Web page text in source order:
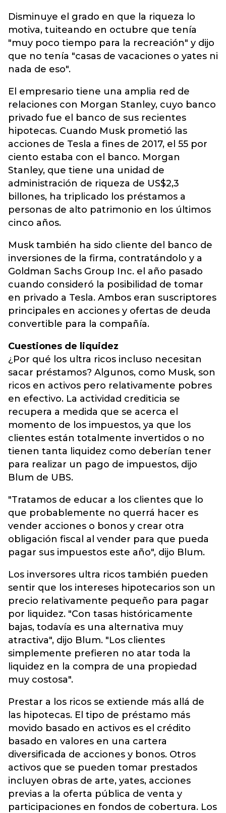
Disminuye el grado en que la riqueza lo
motiva, tuiteando en octubre que tenía
"muy poco tiempo para la recreación" y dijo
que no tenía "casas de vacaciones o yates ni
nada de eso".
El empresario tiene una amplia red de
relaciones con Morgan Stanley, cuyo banco
privado fue el banco de sus recientes
hipotecas. Cuando Musk prometió las
acciones de Tesla a fines de 2017, el 55 por
ciento estaba con el banco. Morgan
Stanley, que tiene una unidad de
administración de riqueza de US$2,3
billones, ha triplicado los préstamos a
personas de alto patrimonio en los últimos
cinco años.
Musk también ha sido cliente del banco de
inversiones de la firma, contratándolo y a
Goldman Sachs Group Inc. el año pasado
cuando consideró la posibilidad de tomar
en privado a Tesla. Ambos eran suscriptores
principales en acciones y ofertas de deuda
convertible para la compañía.
Cuestiones de liquidez
¿Por qué los ultra ricos incluso necesitan
sacar préstamos? Algunos, como Musk, son
ricos en activos pero relativamente pobres
en efectivo. La actividad crediticia se
recupera a medida que se acerca el
momento de los impuestos, ya que los
clientes están totalmente invertidos o no
tienen tanta liquidez como deberían tener
para realizar un pago de impuestos, dijo
Blum de UBS.
"Tratamos de educar a los clientes que lo
que probablemente no querrá hacer es
vender acciones o bonos y crear otra
obligación fiscal al vender para que pueda
pagar sus impuestos este año", dijo Blum.
Los inversores ultra ricos también pueden
sentir que los intereses hipotecarios son un
precio relativamente pequeño para pagar
por liquidez. "Con tasas históricamente
bajas, todavía es una alternativa muy
atractiva", dijo Blum. "Los clientes
simplemente prefieren no atar toda la
liquidez en la compra de una propiedad
muy costosa".
Prestar a los ricos se extiende más allá de
las hipotecas. El tipo de préstamo más
movido basado en activos es el crédito
basado en valores en una cartera
diversificada de acciones y bonos. Otros
activos que se pueden tomar prestados
incluyen obras de arte, yates, acciones
previas a la oferta pública de venta y
participaciones en fondos de cobertura. Los